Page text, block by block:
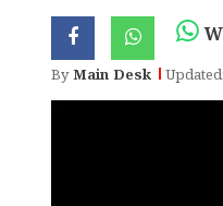
ByMain Desk